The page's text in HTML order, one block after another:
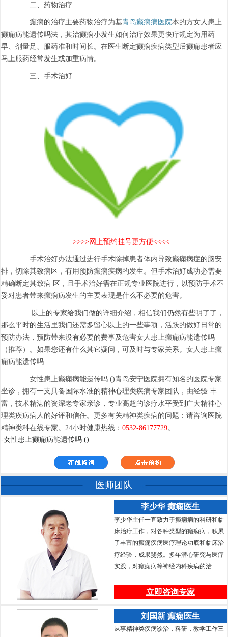
二、药物治疗
癫痫的治疗主要药物治疗为基青岛癫痫病医院本的方女人患上
癫痫病能遗传吗法，其治癫痫小发生如何治疗效果更快疗规定为用药
早、剂量足、服药准和时间长。在医生断定癫痫疾病类型后癫痫患者应
马上服药经常发生或加重病情。
三、手术治好
>>>>网上预约挂号更方便<<<<
手术治好办法通过进行手术除掉患者体内导致癫痫病症的脑安
排，切除其致痫区，有用预防癫痫疾病的发生。但手术治好成功必需要
精确断定其致病 区，且手术治好需在正规专业医院进行，以预防手术不
妥对患者带来癫痫病发生的主要表现是什么不必要的危害。
以上的专家给我们做的详细介绍，相信我们仍然有些明了了，
那么平时的生活里我们还需多留心以上的一些事项，活跃的做好日常的
预防办法，预防带来没有必要的费事及危害女人患上癫痫病能遗传吗
（推荐）。如果您还有什么其它疑问，可及时与专家关系。女人患上癫
痫病能遗传吗
女性患上癫痫病能遗传吗 ()青岛安宁医院拥有知名的医院专家
坐诊，拥有一支具备国际水准的精神心理类疾病专家团队，由经验 丰
富，技术精湛的资深老专家亲诊，专业高超的诊疗水平受到广大精神心
理类疾病病人的好评和信任。更多有关精神类疾病的问题：请咨询医院
精神类科在线专家。24小时健康热线：0532-86177729。
-女性患上癫痫病能遗传吗 ()
医师团队
李少华 癫痫医生
李少华主任一直致力于癫痫病的科研和临
床治疗工作，对各种类型的癫痫病，积累
了丰富的癫痫疾病医疗理论功底和临床治
疗经验，成果斐然。多年潜心研究与医疗
实践，对癫痫病等神经内科疾病的治...
立即咨询专家
刘国新 癫痫医生
从事精神类疾病诊治，科研，教学工作三